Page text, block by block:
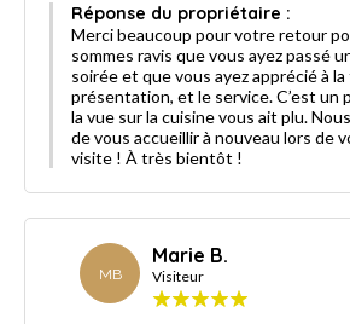
Réponse du propriétaire :
Merci beaucoup pour votre retour
sommes ravis que vous ayez passé
soirée et que vous ayez apprécié à
présentation, et le service. C’est un
la vue sur la cuisine vous ait plu.
de vous accueillir à nouveau lors de
visite ! À très bientôt !
MB
Marie B.
Visiteur